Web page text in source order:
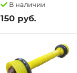
В наличии
150 руб.